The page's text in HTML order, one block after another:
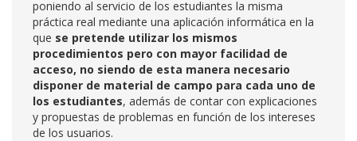
poniendo al servicio de los estudiantes la misma
práctica real mediante una aplicación informática en la
que se pretende utilizar los mismos
procedimientos pero con mayor facilidad de
acceso, no siendo de esta manera necesario
disponer de material de campo para cada uno de
los estudiantes, además de contar con explicaciones
y propuestas de problemas en función de los intereses
de los usuarios.